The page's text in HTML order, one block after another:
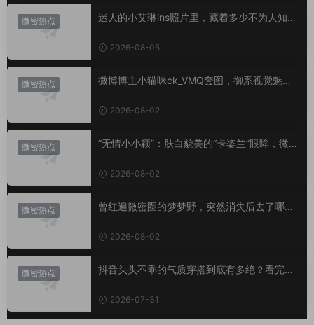
微密热点
迷人的小艾琳ins照片里，藏着多少不为人知的
2026-08-05
微密热点
微博博主小猫咪ck_VMQ套图，御系视觉魅力
2026-08-02
微密热点
“无情小小颖”：肤白貌美的“卡姿兰”眼眸，微密
2026-08-02
微密热点
曾红遍微密圈的梦梦野，突然消失后去了哪
2026-08-02
微密热点
抖音头头不乖的气质穿搭到底有多绝？看完想
2026-07-31